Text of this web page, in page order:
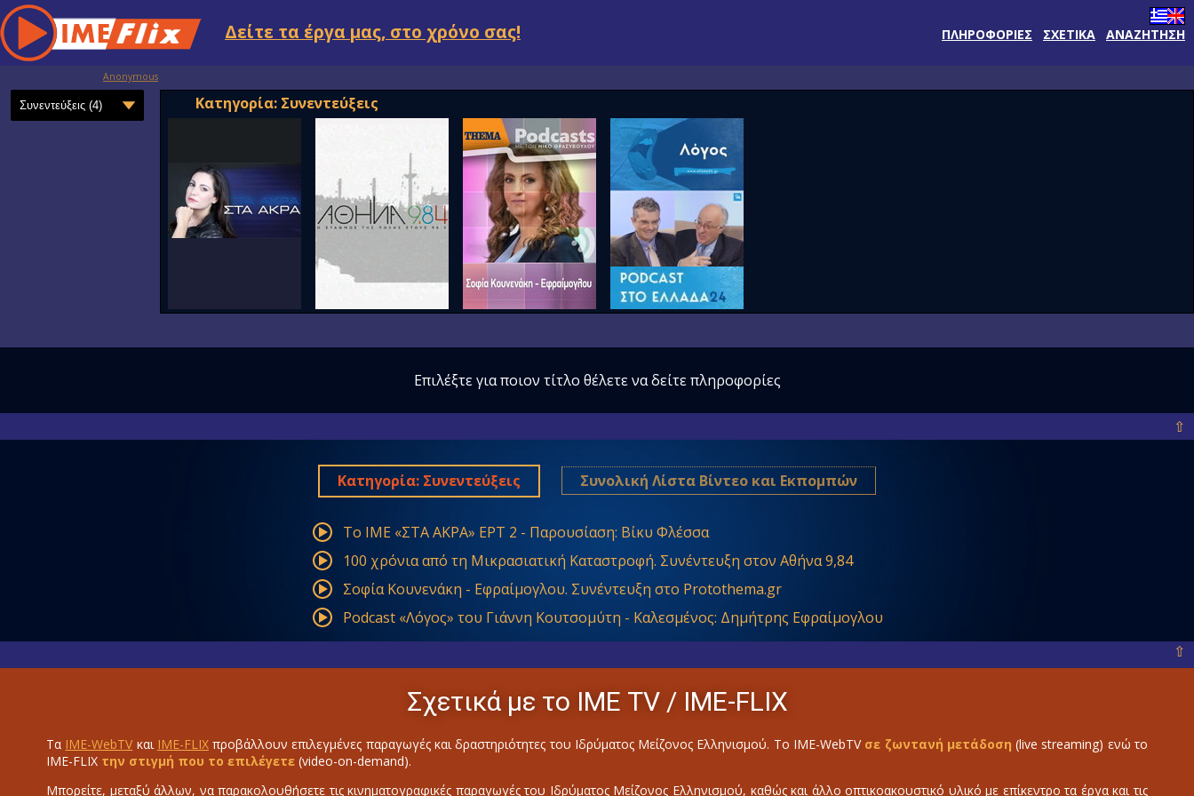
Δείτε τα έργα μας, στο χρόνο σας! ΠΛΗΡΟΦΟΡΙΕΣ ΣΧΕΤΙΚΑ ΑΝΑΖΗΤΗΣΗ
Anonymous
Κατηγορία: Συνεντεύξεις
Επιλέξτε για ποιον τίτλο θέλετε να δείτε πληροφορίες
⇧
Κατηγορία: Συνεντεύξεις Συνολική Λίστα Βίντεο και Εκπομπών
Το ΙΜΕ «ΣΤΑ ΑΚΡΑ» ΕΡΤ 2 - Παρουσίαση: Βίκυ Φλέσσα
100 χρόνια από τη Μικρασιατική Καταστροφή. Συνέντευξη στον Αθήνα 9,84
Σοφία Κουνενάκη - Εφραίμογλου. Συνέντευξη στο Protothema.gr
Podcast «Λόγος» του Γιάννη Κουτσομύτη - Καλεσμένος: Δημήτρης Εφραίμογλου
⇧
Σχετικά με το ΙΜΕ ΤV / IME-FLIX
Τα IME-WebTV και IME-FLIXπροβάλλουν επιλεγμένες παραγωγές και δραστηριότητες του Ιδρύματος Μείζονος Ελληνισμού. Το IME-WebTV σε ζωντανή μετάδοση (live streaming) ενώ το
IME-FLIX την στιγμή που το επιλέγετε (video-on-demand).
Μπορείτε, μεταξύ άλλων, να παρακολουθήσετε τις κινηματογραφικές παραγωγές του Ιδρύματος Μείζονος Ελληνισμού, καθώς και άλλο οπτικοακουστικό υλικό με επίκεντρο τα έργα και τις